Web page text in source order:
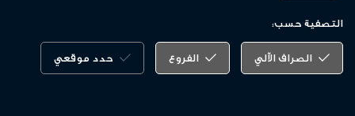
التصفية حسب:
الصراف الآلي الفروع حدد موقعي